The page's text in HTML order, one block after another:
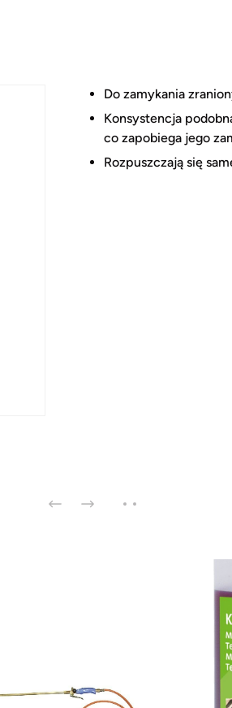
Do zamykania
Konsystencja
co zapobiega jego
Rozpuszczają się